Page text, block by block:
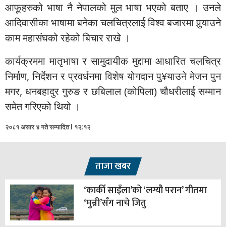
आफूहरुको भाषा नै नेपालको मुल भाषा भएको बताए । उनले
आदिवासीका भाषामा बनेका चलचित्रलाई विश्व बजारमा पुर्‍याउने
काम महासंघको रहेको बिचार राखे ।
कार्यक्रममा मातृभाषा र सामुदायीक मुद्दामा आधारित चलचित्र
निर्माण, निर्देशन र प्रवर्धनमा विशेष योगदान पु¥याउने मेजन पुन
मगर, धनबहादुर गुरुङ र छबिलाल (कोपिला) चौधरीलाई सम्मान
समेत गरिएको थियो ।
२०८१ असार ४ गते सम्पादित l १२:१२
ताजा खबर
‘कार्की साइँला’को ‘लग्यौ परान’ गीतमा
‘मुन्नी’सँग नाचे जितु